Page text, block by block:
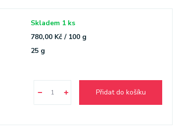
Skladem 1 ks
780,00 Kč / 100 g
25 g
Přidat do košíku